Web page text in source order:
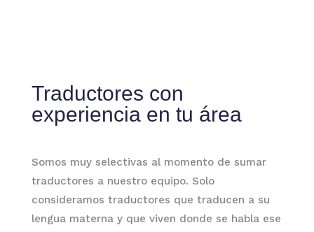
Traductores con
experiencia en tu área
Somos muy selectivas al momento de sumar
traductores a nuestro equipo. Solo
consideramos traductores que traducen a su
lengua materna y que viven donde se habla ese